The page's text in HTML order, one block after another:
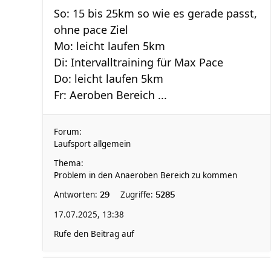
So: 15 bis 25km so wie es gerade passt,
ohne pace Ziel
Mo: leicht laufen 5km
Di: Intervalltraining für Max Pace
Do: leicht laufen 5km
Fr: Aeroben Bereich ...
Forum:
Laufsport allgemein
Thema:
Problem in den Anaeroben Bereich zu kommen
Antworten: 29 Zugriffe: 5285
17.07.2025, 13:38
Rufe den Beitrag auf